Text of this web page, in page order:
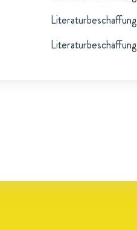
Literaturbeschaffung
Literaturbeschaffung